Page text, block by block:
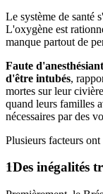
Le système de santé
L'oxygène est
manque partout de
Faute
d'être intubés,
mortes sur leur
quand leurs familles
nécessaires par des
Plusieurs facteurs
Des inégalités